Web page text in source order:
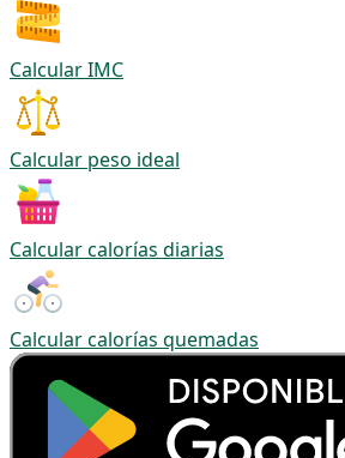
Calcular IMC
Calcular peso ideal
Calcular calorías diarias
Calcular calorías quemadas